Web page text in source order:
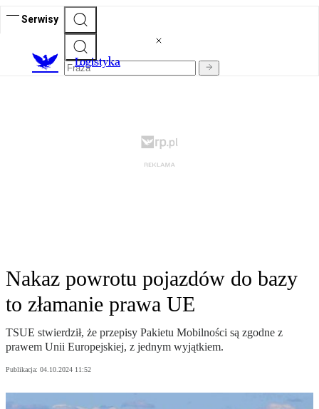
Serwisy
Logistyka
Nakaz powrotu pojazdów do bazy
to złamanie prawa UE
TSUE stwierdził, że przepisy Pakietu Mobilności są zgodne z
prawem Unii Europejskiej, z jednym wyjątkiem.
Publikacja: 04.10.2024 11:52